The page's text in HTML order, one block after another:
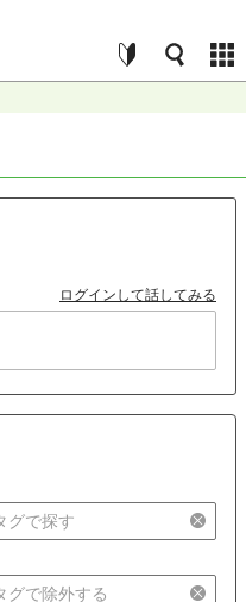
ログインして話してみる